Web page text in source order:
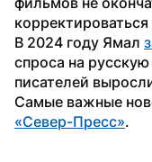
В 2024 году Ямал
спроса на
писателей
«Север-Пресс».